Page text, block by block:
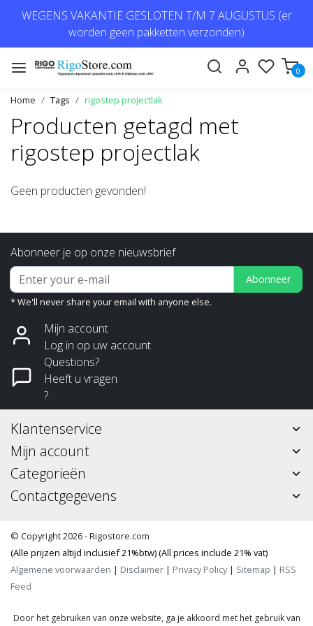
WEGENS VAKANTIE GESLOTEN T/M 7 AUGUSTUS (er
worden geen pakketten verzonden)
0
Home Tags rigostep projectlak
Producten getagd met
rigostep projectlak
Geen producten gevonden!
Abonneer je op onze nieuwsbrief
Abonneer
* We'll never share your email with anyone else.
Mijn account
Log in op uw account
Questions?
Heeft u vragen
?
Klantenservice
Mijn account
Categorieën
Contactgegevens
© Copyright 2026 - Rigostore.com
(Alle prijzen altijd inclusief 21%btw) (All prices include 21% vat)
Algemene voorwaarden | Disclaimer | Privacy Policy| Sitemap | RSS
Feed
Door het gebruiken van onze website, ga je akkoord met het gebruik van